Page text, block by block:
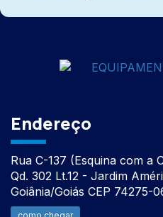
Endereço
Rua C-137 (Esquina com a
Qd. 302 Lt.12 - Jardim
Goiânia/Goiás CEP 74275-